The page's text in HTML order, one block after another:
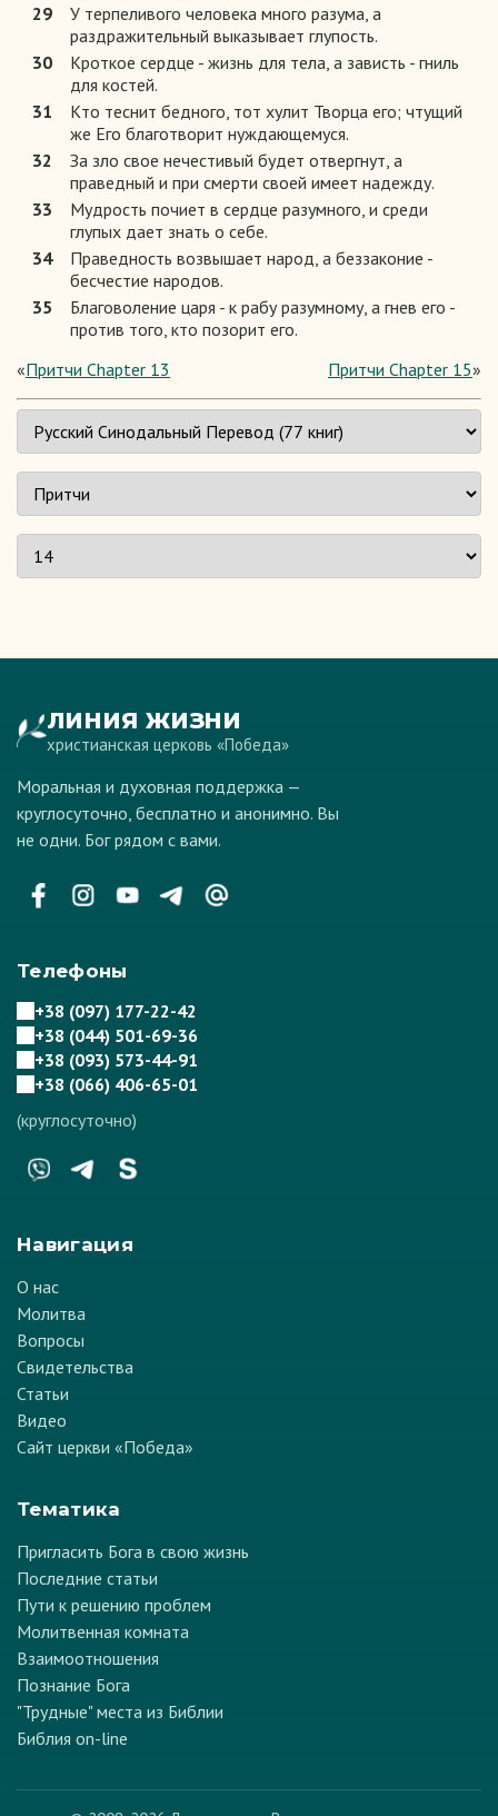
29
У терпеливого человека много разума, а
раздражительный выказывает глупость.
30
Кроткое сердце - жизнь для тела, а зависть - гниль
для костей.
31
Кто теснит бедного, тот хулит Творца его; чтущий
же Его благотворит нуждающемуся.
32
За зло свое нечестивый будет отвергнут, а
праведный и при смерти своей имеет надежду.
33
Мудрость почиет в сердце разумного, и среди
глупых дает знать о себе.
34
Праведность возвышает народ, а беззаконие -
бесчестие народов.
35
Благоволение царя - к рабу разумному, а гнев его -
против того, кто позорит его.
«Притчи Chapter 13 Притчи Chapter 15»
ЛИНИЯ ЖИЗНИ
христианская церковь «Победа»
Моральная и духовная поддержка —
круглосуточно, бесплатно и анонимно. Вы
не одни. Бог рядом с вами.
Телефоны
+38 (097) 177-22-42
+38 (044) 501-69-36
+38 (093) 573-44-91
+38 (066) 406-65-01
(круглосуточно)
Навигация
О нас
Молитва
Вопросы
Свидетельства
Статьи
Видео
Сайт церкви «Победа»
Тематика
Пригласить Бога в свою жизнь
Последние статьи
Пути к решению проблем
Молитвенная комната
Взаимоотношения
Познание Бога
"Трудные" места из Библии
Библия on-line